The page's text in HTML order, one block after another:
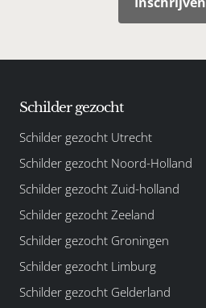
Schilder gezocht
Schilder gezocht Utrecht
Schilder gezocht Noord-Holland
Schilder gezocht Zuid-holland
Schilder gezocht Zeeland
Schilder gezocht Groningen
Schilder gezocht Limburg
Schilder gezocht Gelderland